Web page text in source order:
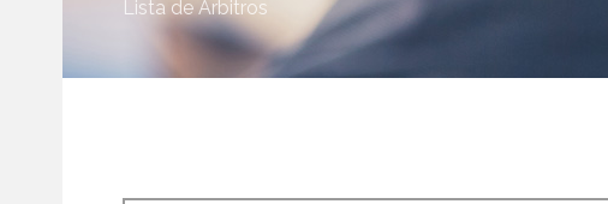
Lista de Arbitros